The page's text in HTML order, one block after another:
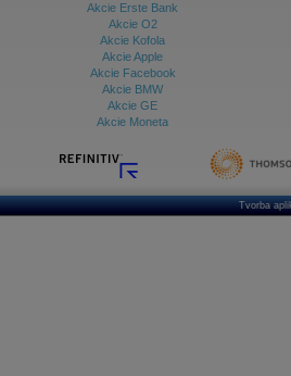
Akcie Erste Bank
Akcie O2
Akcie Kofola
Akcie Apple
Akcie Facebook
Akcie BMW
Akcie GE
Akcie Moneta
Tvorba